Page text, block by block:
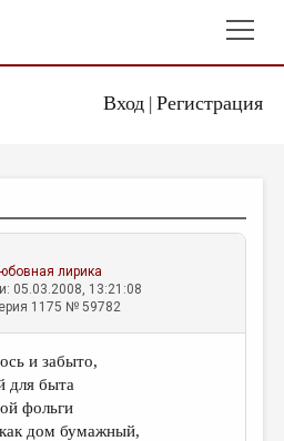
Вход| Регистрация
лирика
05.03.2008, 13:21:08
1175 № 59782
и забыто,
для быта
фольги
дом бумажный,